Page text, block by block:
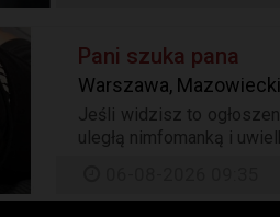
Pani szuka pana
Warszawa,
Jeśli widzisz to
uległą nimfomanką i